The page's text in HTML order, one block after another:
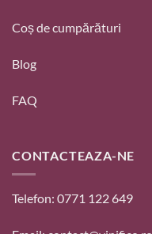
Coș de cumpărături
Blog
FAQ
CONTACTEAZA-NE
Telefon: 0771 122 649